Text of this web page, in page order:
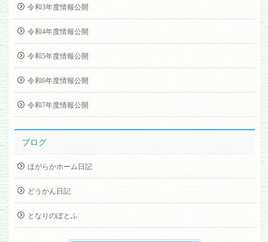
令和3年度情報公開
令和4年度情報公開
令和5年度情報公開
令和6年度情報公開
令和7年度情報公開
ブログ
ほがらかホーム日記
どうかん日記
となりのぽとふ